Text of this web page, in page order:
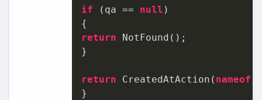
if (qa == null )
return NotFound();
}
return CreatedAtAction( nameof
}